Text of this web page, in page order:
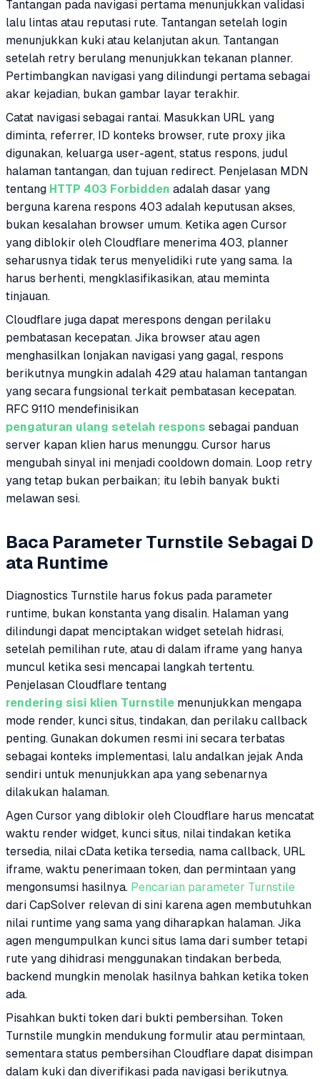
Tantangan pada navigasi pertama menunjukkan validasi
lalu lintas atau reputasi rute. Tantangan setelah login
menunjukkan kuki atau kelanjutan akun. Tantangan
setelah retry berulang menunjukkan tekanan planner.
Pertimbangkan navigasi yang dilindungi pertama sebagai
akar kejadian, bukan gambar layar terakhir.
Catat navigasi sebagai rantai. Masukkan URL yang
diminta, referrer, ID konteks browser, rute proxy jika
digunakan, keluarga user-agent, status respons, judul
halaman tantangan, dan tujuan redirect. Penjelasan MDN
tentang HTTP 403 Forbidden adalah dasar yang
berguna karena respons 403 adalah keputusan akses,
bukan kesalahan browser umum. Ketika agen Cursor
yang diblokir oleh Cloudflare menerima 403, planner
seharusnya tidak terus menyelidiki rute yang sama. Ia
harus berhenti, mengklasifikasikan, atau meminta
tinjauan.
Cloudflare juga dapat merespons dengan perilaku
pembatasan kecepatan. Jika browser atau agen
menghasilkan lonjakan navigasi yang gagal, respons
berikutnya mungkin adalah 429 atau halaman tantangan
yang secara fungsional terkait pembatasan kecepatan.
RFC 9110 mendefinisikan
pengaturan ulang setelah respons sebagai panduan
server kapan klien harus menunggu. Cursor harus
mengubah sinyal ini menjadi cooldown domain. Loop retry
yang tetap bukan perbaikan; itu lebih banyak bukti
melawan sesi.
Baca Parameter Turnstile Sebagai D
ata Runtime
Diagnostics Turnstile harus fokus pada parameter
runtime, bukan konstanta yang disalin. Halaman yang
dilindungi dapat menciptakan widget setelah hidrasi,
setelah pemilihan rute, atau di dalam iframe yang hanya
muncul ketika sesi mencapai langkah tertentu.
Penjelasan Cloudflare tentang
rendering sisi klien Turnstile menunjukkan mengapa
mode render, kunci situs, tindakan, dan perilaku callback
penting. Gunakan dokumen resmi ini secara terbatas
sebagai konteks implementasi, lalu andalkan jejak Anda
sendiri untuk menunjukkan apa yang sebenarnya
dilakukan halaman.
Agen Cursor yang diblokir oleh Cloudflare harus mencatat
waktu render widget, kunci situs, nilai tindakan ketika
tersedia, nilai cData ketika tersedia, nama callback, URL
iframe, waktu penerimaan token, dan permintaan yang
mengonsumsi hasilnya. Pencarian parameter Turnstile
dari CapSolver relevan di sini karena agen membutuhkan
nilai runtime yang sama yang diharapkan halaman. Jika
agen mengumpulkan kunci situs lama dari sumber tetapi
rute yang dihidrasi menggunakan tindakan berbeda,
backend mungkin menolak hasilnya bahkan ketika token
ada.
Pisahkan bukti token dari bukti pembersihan. Token
Turnstile mungkin mendukung formulir atau permintaan,
sementara status pembersihan Cloudflare dapat disimpan
dalam kuki dan diverifikasi pada navigasi berikutnya.